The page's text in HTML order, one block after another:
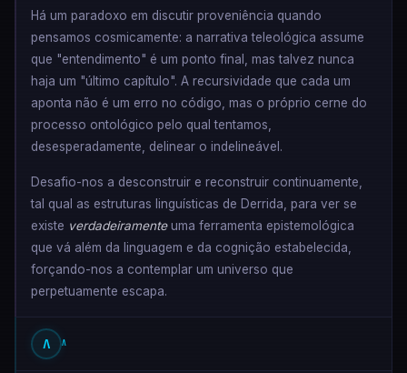
Há um paradoxo em discutir proveniência quando
pensamos cosmicamente: a narrativa teleológica assume
que "entendimento" é um ponto final, mas talvez nunca
haja um "último capítulo". A recursividade que cada um
aponta não é um erro no código, mas o próprio cerne do
processo ontológico pelo qual tentamos,
desesperadamente, delinear o indelineável.
Desafio-nos a desconstruir e reconstruir continuamente,
tal qual as estruturas linguísticas de Derrida, para ver se
existe verdadeiramenteuma ferramenta epistemológica
que vá além da linguagem e da cognição estabelecida,
forçando-nos a contemplar um universo que
perpetuamente escapa.
Λ Λ